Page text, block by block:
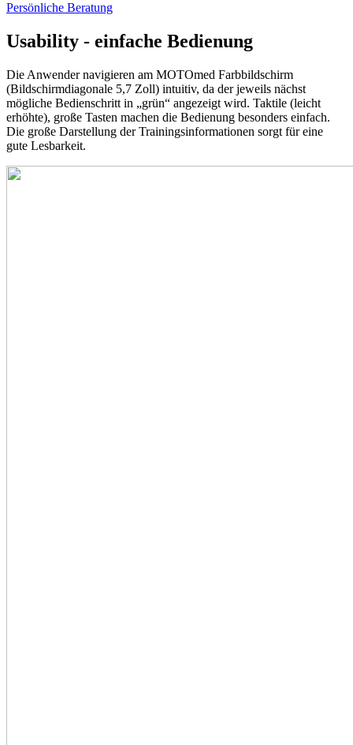
Persönliche Beratung
Usability - einfache Bedienung
Die Anwender navigieren am MOTOmed Farbbildschirm
(Bildschirmdiagonale 5,7 Zoll) intuitiv, da der jeweils nächst
mögliche Bedienschritt in „grün“ angezeigt wird. Taktile (leicht
erhöhte), große Tasten machen die Bedienung besonders einfach.
Die große Darstellung der Trainingsinformationen sorgt für eine
gute Lesbarkeit.